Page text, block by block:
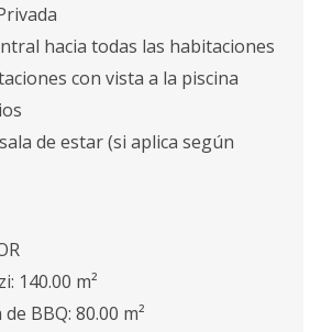
hacia todas las habitaciones
con vista a la piscina
de estar (si aplica según
140.00 m²
BBQ: 80.00 m²